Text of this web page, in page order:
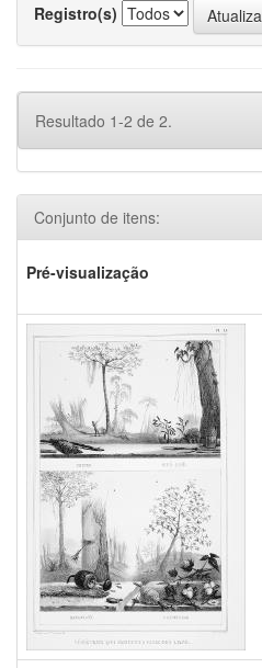
Registro(s)
Resultado 1-2 de 2.
Conjunto de itens:
Pré-visualização